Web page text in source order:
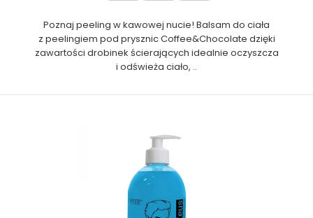
Poznaj peeling w kawowej nucie! Balsam do ciała
z peelingiem pod prysznic Coffee&Chocolate dzięki
zawartości drobinek ścierających idealnie oczyszcza
i odświeża ciało, ..